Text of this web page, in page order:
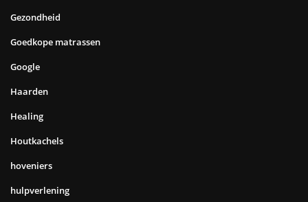
Gezondheid
Goedkope matrassen
Google
Haarden
Healing
Houtkachels
hoveniers
hulpverlening